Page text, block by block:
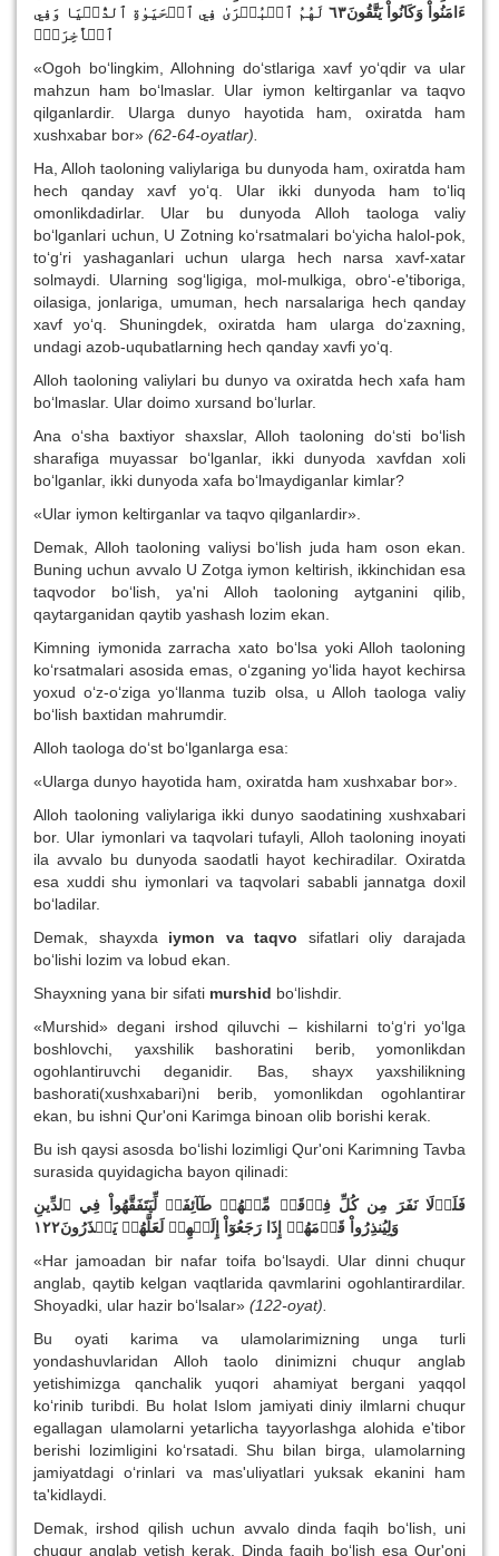
ءَامَنُواْ وَكَانُواْ يَتَّقُونَ٦٣ لَهُمُ ٱلۡبُشۡرَىٰ فِي ٱلۡحَيَوٰةِ ٱلدُّنۡيَا وَفِي
ٱلۡأٓخِرَةِۚ
«Ogoh bo‘lingkim, Allohning do‘stlariga xavf yo‘qdir va ular
mahzun ham bo‘lmaslar. Ular iymon keltirganlar va taqvo
qilganlardir. Ularga dunyo hayotida ham, oxiratda ham
xushxabar bor» (62-64-oyatlar).
Ha, Alloh taoloning valiylariga bu dunyoda ham, oxiratda ham
hech qanday xavf yo‘q. Ular ikki dunyoda ham to‘liq
omonlikdadirlar. Ular bu dunyoda Alloh taologa valiy
bo‘lganlari uchun, U Zotning ko‘rsatmalari bo‘yicha halol-pok,
to‘g‘ri yashaganlari uchun ularga hech narsa xavf-xatar
solmaydi. Ularning sog‘ligiga, mol-mulkiga, obro‘-e'tiboriga,
oilasiga, jonlariga, umuman, hech narsalariga hech qanday
xavf yo‘q. Shuningdek, oxiratda ham ularga do‘zaxning,
undagi azob-uqubatlarning hech qanday xavfi yo‘q.
Alloh taoloning valiylari bu dunyo va oxiratda hech xafa ham
bo‘lmaslar. Ular doimo xursand bo‘lurlar.
Ana o‘sha baxtiyor shaxslar, Alloh taoloning do‘sti bo‘lish
sharafiga muyassar bo‘lganlar, ikki dunyoda xavfdan xoli
bo‘lganlar, ikki dunyoda xafa bo‘lmaydiganlar kimlar?
«Ular iymon keltirganlar va taqvo qilganlardir».
Demak, Alloh taoloning valiysi bo‘lish juda ham oson ekan.
Buning uchun avvalo U Zotga iymon keltirish, ikkinchidan esa
taqvodor bo‘lish, ya'ni Alloh taoloning aytganini qilib,
qaytarganidan qaytib yashash lozim ekan.
Kimning iymonida zarracha xato bo‘lsa yoki Alloh taoloning
ko‘rsatmalari asosida emas, o‘zganing yo‘lida hayot kechirsa
yoxud o‘z-o‘ziga yo‘llanma tuzib olsa, u Alloh taologa valiy
bo‘lish baxtidan mahrumdir.
Alloh taologa do‘st bo‘lganlarga esa:
«Ularga dunyo hayotida ham, oxiratda ham xushxabar bor».
Alloh taoloning valiylariga ikki dunyo saodatining xushxabari
bor. Ular iymonlari va taqvolari tufayli, Alloh taoloning inoyati
ila avvalo bu dunyoda saodatli hayot kechiradilar. Oxiratda
esa xuddi shu iymonlari va taqvolari sababli jannatga doxil
bo‘ladilar.
Demak, shayxda
iymon va taqvo
sifatlari oliy darajada
bo‘lishi lozim va lobud ekan.
Shayxning yana bir sifati murshid bo‘lishdir.
«Murshid» degani irshod qiluvchi – kishilarni to‘g‘ri yo‘lga
boshlovchi, yaxshilik bashoratini berib, yomonlikdan
ogohlantiruvchi deganidir. Bas, shayx yaxshilikning
bashorati(xushxabari)ni berib, yomonlikdan ogohlantirar
ekan, bu ishni Qur'oni Karimga binoan olib borishi kerak.
Bu ish qaysi asosda bo‘lishi lozimligi Qur'oni Karimning Tavba
surasida quyidagicha bayon qilinadi:
فَلَوۡلَا نَفَرَ مِن كُلِّ فِرۡقَةٖ مِّنۡهُمۡ طَآئِفَةٞ لِّيَتَفَقَّهُواْ فِي ٱلدِّينِ
وَلِيُنذِرُواْ قَوۡمَهُمۡ إِذَا رَجَعُوٓاْ إِلَيۡهِمۡ لَعَلَّهُمۡ يَحۡذَرُونَ١٢٢
«Har jamoadan bir nafar toifa bo‘lsaydi. Ular dinni chuqur
anglab, qaytib kelgan vaqtla­rida qavmlarini ogohlantirardilar.
Shoyadki, ular hazir bo‘lsalar» (122-oyat).
Bu oyati karima va ulamolarimizning unga turli
yondashuvlaridan Alloh taolo dinimizni chuqur anglab
yetishimizga qanchalik yuqori ahamiyat bergani yaqqol
ko‘rinib turibdi. Bu holat Islom jamiyati diniy ilmlarni chuqur
egallagan ulamolarni yetarlicha tayyorlashga alohida e'tibor
berishi lozimligini ko‘rsatadi. Shu bilan birga, ulamolarning
jamiyatdagi o‘rinlari va mas'uliyatlari yuksak ekanini ham
ta'kidlaydi.
Demak, irshod qilish uchun avvalo dinda faqih bo‘lish, uni
chuqur anglab yetish kerak. Dinda faqih bo‘lish esa Qur'oni